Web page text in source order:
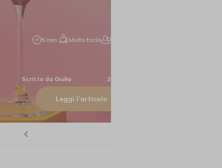
5 min. Molto facile
Scritto da Giulia 24 Dic 2024
Leggi l’articolo